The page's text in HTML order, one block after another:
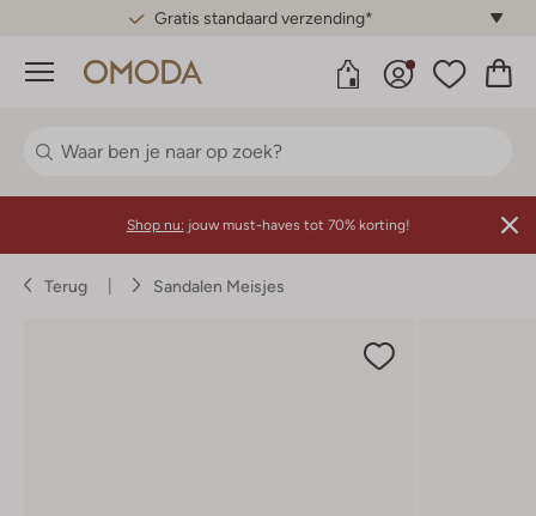
Gratis standaard verzending*
Menu
Shop nu: jouw must-haves tot 70% korting!
Terug Sandalen Meisjes